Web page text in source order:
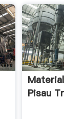
Pisau